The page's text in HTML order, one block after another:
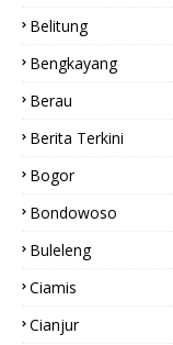
Belitung
Bengkayang
Berau
Berita Terkini
Bogor
Bondowoso
Buleleng
Ciamis
Cianjur